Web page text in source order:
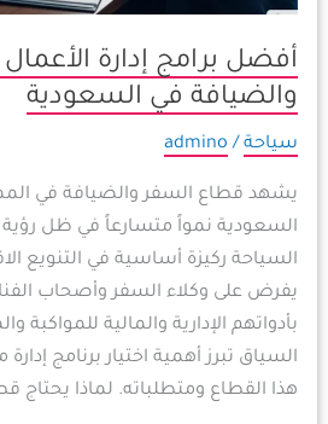
أفضل برامج إدارة
والضيافة في السعودية
سياحة /
admino
يشهد قطاع السفر والضيافة في
السياحة ركيزة أساسية في التنويع
يفرض على وكلاء السفر وأصحاب
بأدواتهم الإدارية والمالية للمواكبة
السياق تبرز أهمية اختيار برنامج
هذا القطاع ومتطلباته. لماذا يحتاج
السعودية